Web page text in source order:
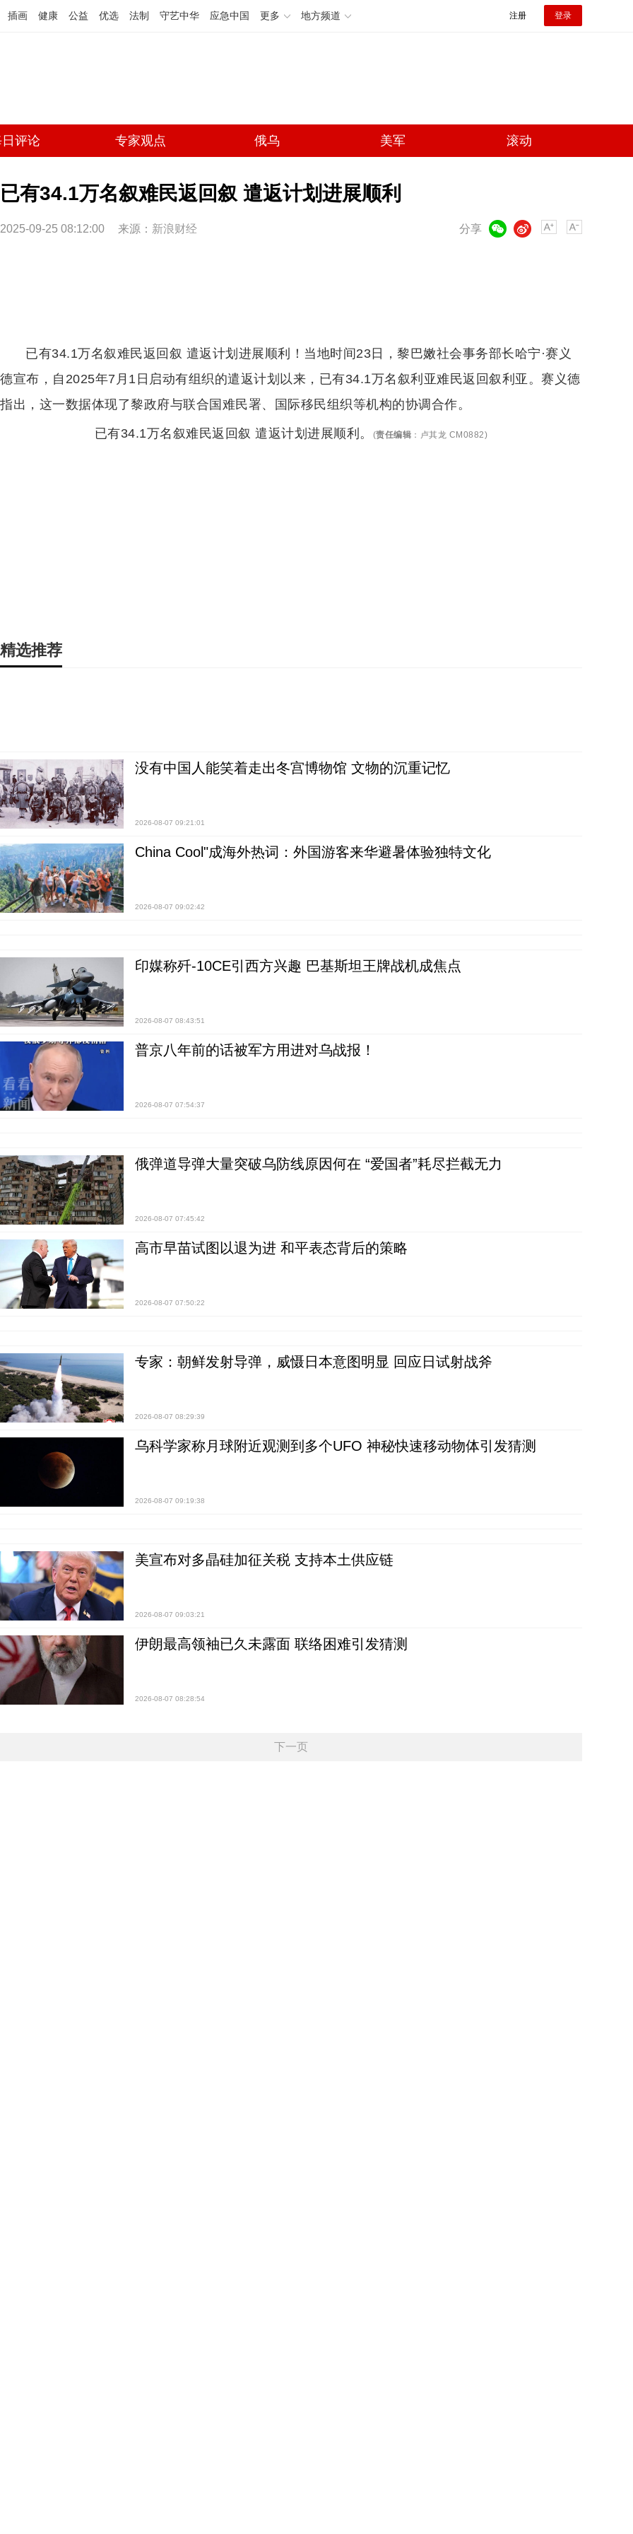
插画 健康 公益 优选 法制 守艺中华 应急中国 更多 地方频道 注册 登录
评论 专家观点 俄乌 美军 滚动
已有34.1万名叙难民返回叙 遣返计划进展顺利
2025-09-25 08:12:00 来源： 新浪财经 分享
微博
已有34.1万名叙难民返回叙 遣返计划进展顺利！当地时间23日，黎巴嫩社会事务部长哈宁·赛义
德宣布，自2025年7月1日启动有组织的遣返计划以来，已有34.1万名叙利亚难民返回叙利亚。赛义德
指出，这一数据体现了黎政府与联合国难民署、国际移民组织等机构的协调合作。
已有34.1万名叙难民返回叙 遣返计划进展顺利。 (责任编辑 ： 卢其龙 CM0882)
精选推荐
没有中国人能笑着走出冬宫博物馆 文物的沉重记忆
2026-08-07 09:21:01
China Cool"成海外热词：外国游客来华避暑体验独特文化
2026-08-07 09:02:42
印媒称歼-10CE引西方兴趣 巴基斯坦王牌战机成焦点
2026-08-07 08:43:51
普京八年前的话被军方用进对乌战报！
2026-08-07 07:54:37
俄弹道导弹大量突破乌防线原因何在 “爱国者”耗尽拦截无力
2026-08-07 07:45:42
高市早苗试图以退为进 和平表态背后的策略
2026-08-07 07:50:22
专家：朝鲜发射导弹，威慑日本意图明显 回应日试射战斧
2026-08-07 08:29:39
乌科学家称月球附近观测到多个UFO 神秘快速移动物体引发猜测
2026-08-07 09:19:38
美宣布对多晶硅加征关税 支持本土供应链
2026-08-07 09:03:21
伊朗最高领袖已久未露面 联络困难引发猜测
2026-08-07 08:28:54
下一页